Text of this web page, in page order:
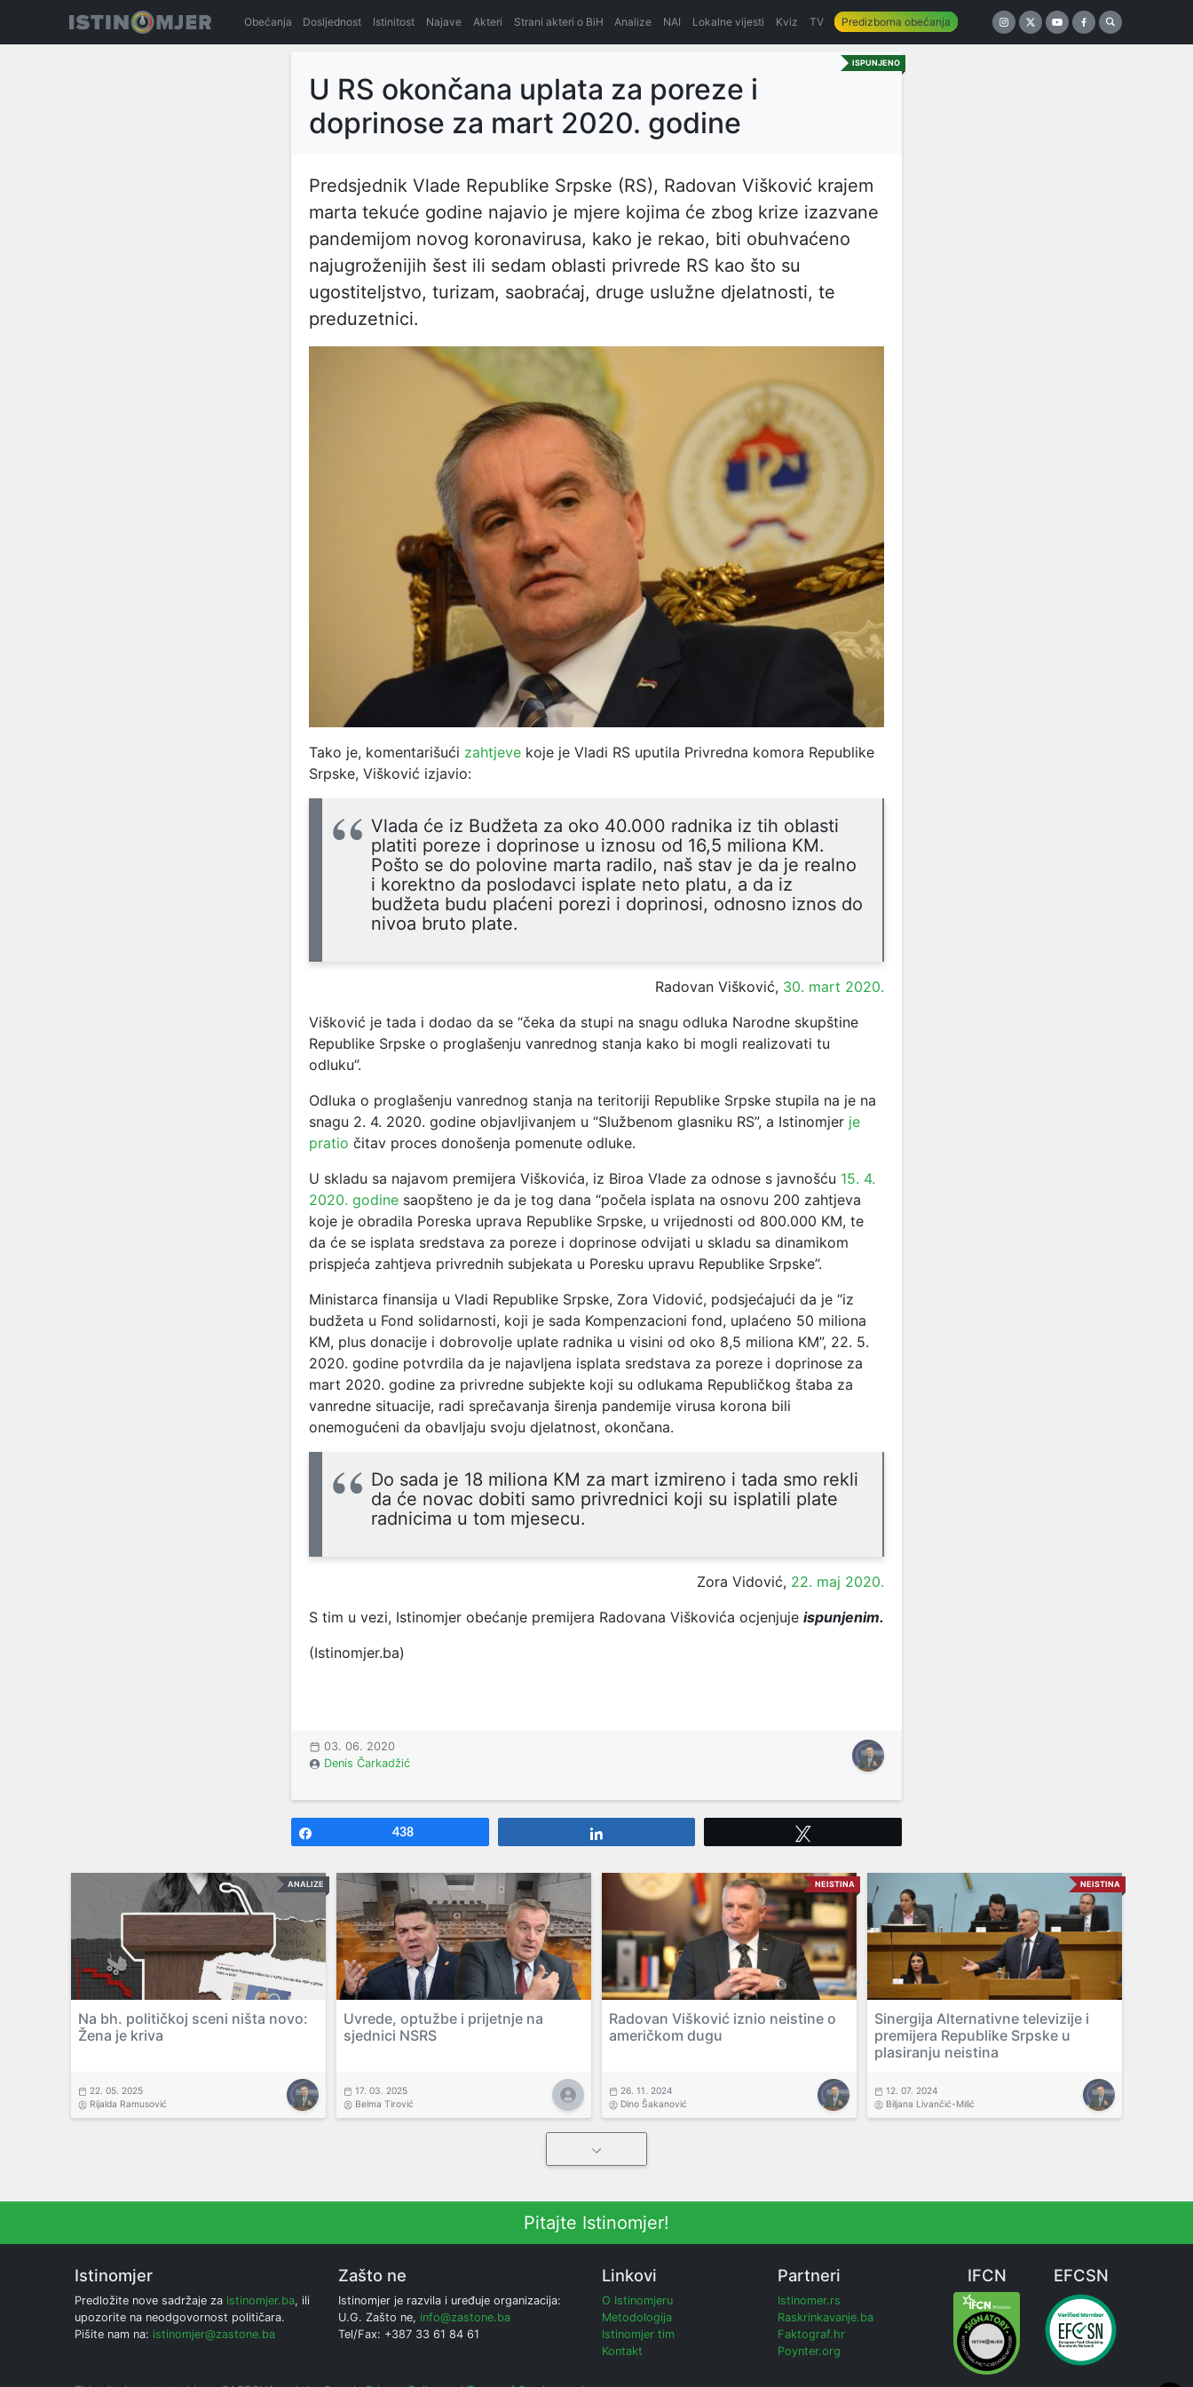
Obećanja Dosljednost Istinitost Najave Akteri Strani akteri o BiH Analize NAI Lokalne vijesti Kviz TV Predizborna obećanja
ISPUNJENO
U RS okončana uplata za poreze i
doprinose za mart 2020. godine
Predsjednik Vlade Republike Srpske (RS), Radovan Višković krajem
marta tekuće godine najavio je mjere kojima će zbog krize izazvane
pandemijom novog koronavirusa, kako je rekao, biti obuhvaćeno
najugroženijih šest ili sedam oblasti privrede RS kao što su
ugostiteljstvo, turizam, saobraćaj, druge uslužne djelatnosti, te
preduzetnici.
Tako je, komentarišući zahtjeve koje je Vladi RS uputila Privredna komora Republike
Srpske, Višković izjavio:
Vlada će iz Budžeta za oko 40.000 radnika iz tih oblasti
platiti poreze i doprinose u iznosu od 16,5 miliona KM.
Pošto se do polovine marta radilo, naš stav je da je realno
i korektno da poslodavci isplate neto platu, a da iz
budžeta budu plaćeni porezi i doprinosi, odnosno iznos do
nivoa bruto plate.
Radovan Višković, 30. mart 2020.
Višković je tada i dodao da se “čeka da stupi na snagu odluka Narodne skupštine
Republike Srpske o proglašenju vanrednog stanja kako bi mogli realizovati tu
odluku”.
Odluka o proglašenju vanrednog stanja na teritoriji Republike Srpske stupila na je na
snagu 2. 4. 2020. godine objavljivanjem u “Službenom glasniku RS”, a Istinomjer je
pratio čitav proces donošenja pomenute odluke.
U skladu sa najavom premijera Viškovića, iz Biroa Vlade za odnose s javnošću 15. 4.
2020. godine saopšteno je da je tog dana “počela isplata na osnovu 200 zahtjeva
koje je obradila Poreska uprava Republike Srpske, u vrijednosti od 800.000 KM, te
da će se isplata sredstava za poreze i doprinose odvijati u skladu sa dinamikom
prispjeća zahtjeva privrednih subjekata u Poresku upravu Republike Srpske”.
Ministarca finansija u Vladi Republike Srpske, Zora Vidović, podsjećajući da je “iz
budžeta u Fond solidarnosti, koji je sada Kompenzacioni fond, uplaćeno 50 miliona
KM, plus donacije i dobrovolje uplate radnika u visini od oko 8,5 miliona KM”, 22. 5.
2020. godine potvrdila da je najavljena isplata sredstava za poreze i doprinose za
mart 2020. godine za privredne subjekte koji su odlukama Republičkog štaba za
vanredne situacije, radi sprečavanja širenja pandemije virusa korona bili
onemogućeni da obavljaju svoju djelatnost, okončana.
Do sada je 18 miliona KM za mart izmireno i tada smo rekli
da će novac dobiti samo privrednici koji su isplatili plate
radnicima u tom mjesecu.
Zora Vidović, 22. maj 2020.
S tim u vezi, Istinomjer obećanje premijera Radovana Viškovića ocjenjuje ispunjenim.
(Istinomjer.ba)
03. 06. 2020
Denis Čarkadžić
438
ANALIZE
Na bh. političkoj sceni ništa novo:
Žena je kriva
22. 05. 2025
Rijalda Ramusović
Uvrede, optužbe i prijetnje na
sjednici NSRS
17. 03. 2025
Belma Tirović
NEISTINA
Radovan Višković iznio neistine o
američkom dugu
26. 11. 2024
Dino Šakanović
NEISTINA
Sinergija Alternativne televizije i
premijera Republike Srpske u
plasiranju neistina
12. 07. 2024
Biljana Livančić-Milić
Pitajte Istinomjer!
Istinomjer
Predložite nove sadržaje za istinomjer.ba, ili
upozorite na neodgovornost političara.
Pišite nam na: istinomjer@zastone.ba
Zašto ne
Istinomjer je razvila i uređuje organizacija:
U.G. Zašto ne, info@zastone.ba
Tel/Fax: +387 33 61 84 61
Linkovi
O Istinomjeru
Metodologija
Istinomjer tim
Kontakt
Partneri
Istinomer.rs
Raskrinkavanje.ba
Faktograf.hr
Poynter.org
IFCN EFCSN